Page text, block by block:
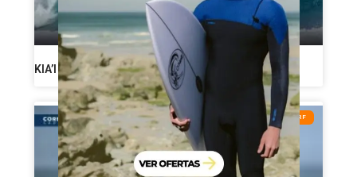
KIA’I KAI: la historia de la Hawaiian Water Patrol
NOTICIAS DE SURF